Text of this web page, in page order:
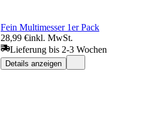
Fein Multimesser 1er Pack
28,99 €inkl. MwSt.
Lieferung bis 2-3 Wochen
Details anzeigen